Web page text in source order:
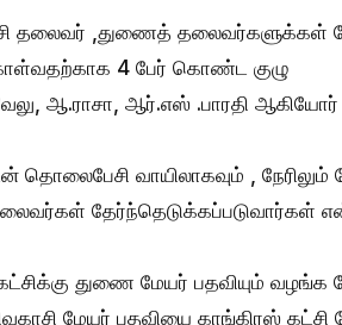
தலைவர் ,துணைத் தலைவர்களுக்கள்
4 பேர் கொண்ட குழு
ஆ.ராசா, ஆர்.எஸ் .பாரதி
வாயிலாகவும் , நேரிலும்
தேர்ந்தெடுக்கப்படுவார்கள்
கட்சிக்கு துணை மேயர் பதவியும்
மேயர் பதவியை காங்கிரஸ் கட்சி